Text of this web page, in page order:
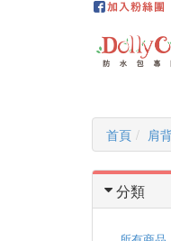
首頁 肩
分類